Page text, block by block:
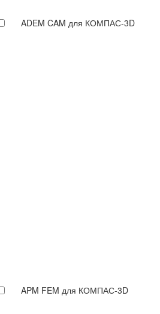
ADEM CAM для КОМПАС-3D
APM FEM для КОМПАС-3D